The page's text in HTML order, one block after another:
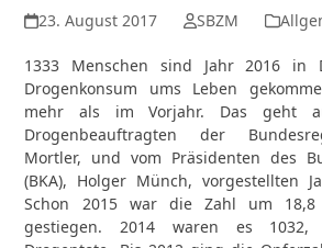
23. August 2017 SBZM
1333 Menschen sind Jahr 2016 in
Drogenkonsum ums Leben
mehr als im Vorjahr. Das geht
Drogenbeauftragten der
Mortler, und vom Präsidenten des
(BKA), Holger Münch, vorgestellten
Schon 2015 war die Zahl um 18,8
gestiegen. 2014 waren es